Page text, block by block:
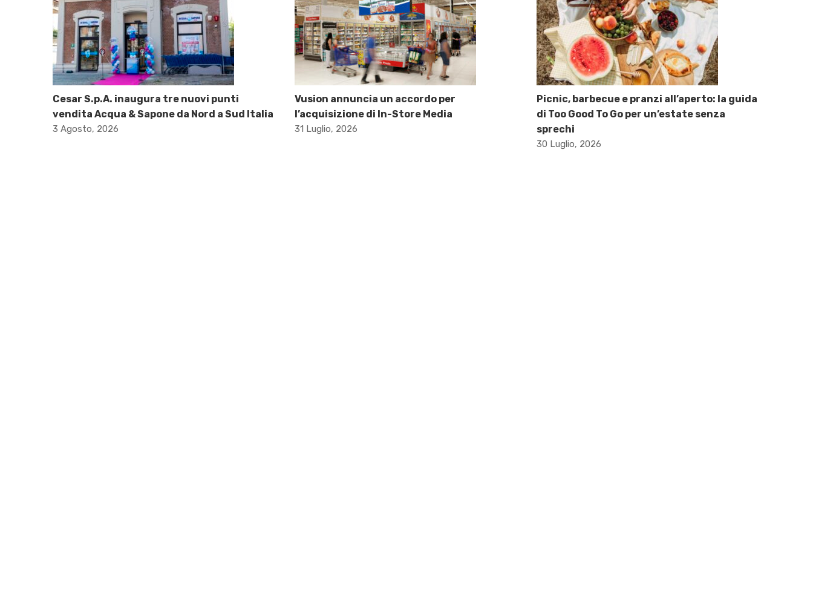
Cesar S.p.A. inaugura tre nuovi punti
vendita Acqua & Sapone da Nord a Sud Italia
3 Agosto, 2026
Vusion annuncia un accordo per
l’acquisizione di In-Store Media
31 Luglio, 2026
Picnic, barbecue e pranzi all’aperto: la guida
di Too Good To Go per un’estate senza
sprechi
30 Luglio, 2026